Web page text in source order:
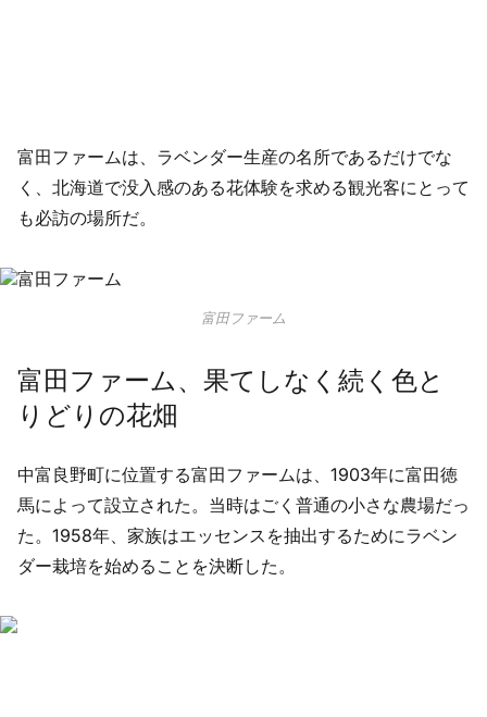
富田ファームは、ラベンダー生産の名所であるだけでな
く、北海道で没入感のある花体験を求める観光客にとって
も必訪の場所だ。
富田ファーム
富田ファーム、果てしなく続く色と
りどりの花畑
中富良野町に位置する富田ファームは、1903年に富田徳
馬によって設立された。当時はごく普通の小さな農場だっ
た。1958年、家族はエッセンスを抽出するためにラベン
ダー栽培を始めることを決断した。